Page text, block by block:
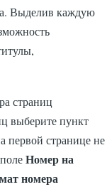
Выделив каждую
страниц
выберите пункт
первой странице не
Номер на
номера